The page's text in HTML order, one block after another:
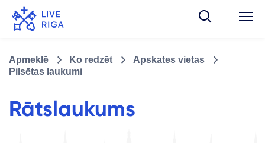
Apmeklē Ko redzēt
Apskates vietas
Pilsētas laukumi
Rātslaukums